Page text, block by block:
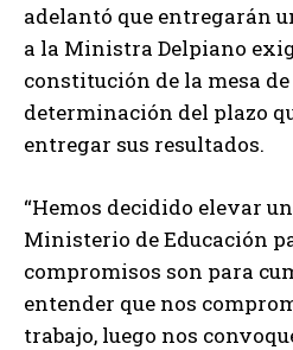
adelantó que entregarán
a la Ministra Delpiano
constitución de la mesa
determinación del plazo
entregar sus resultados.
“Hemos decidido elevar
Ministerio de Educación
compromisos son para
entender que nos
trabajo, luego nos